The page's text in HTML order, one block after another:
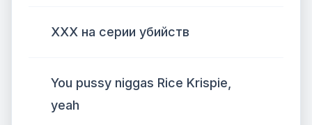
XXX на серии убийств
You pussy niggas Rice Krispie,
yeah